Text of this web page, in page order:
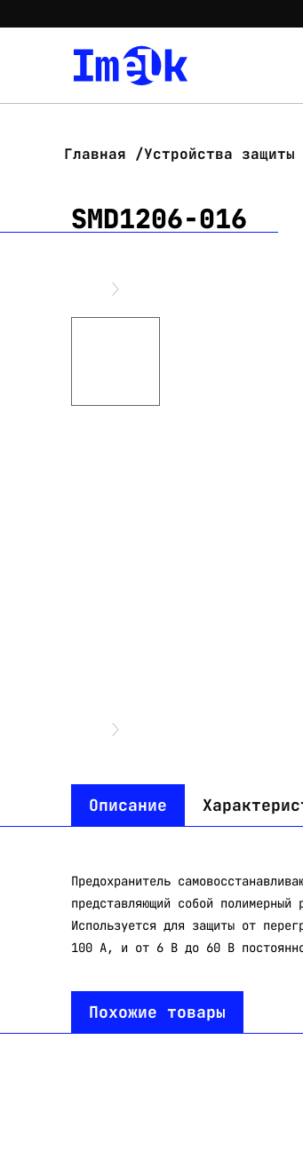
Главная Устройства защиты
SMD1206-016
Описание
Предохранитель
представляющий собой
Используется для защиты от
100 А, и от 6 В до 60 В
Похожие товары